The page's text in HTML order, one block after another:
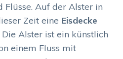
Flüsse. Auf der Alster in
Zeit eine Eisdecke
Die Alster ist ein künstlich
einem Fluss mit